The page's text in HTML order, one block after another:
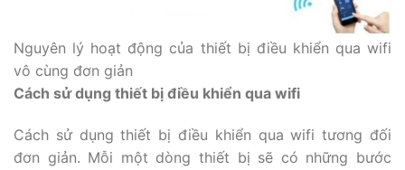
Nguyên lý hoạt động của thiết bị điều khiển qua wifi
vô cùng đơn giản
Cách sử dụng thiết bị điều khiển qua wifi
Cách sử dụng thiết bị điều khiển qua wifi tương đối
đơn giản. Mỗi một dòng thiết bị sẽ có những bước